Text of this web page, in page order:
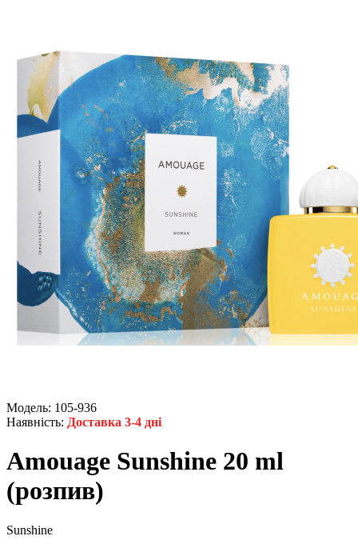
Модель: 105-936
Наявність: Доставка 3-4 дні
Amouage Sunshine 20 ml
(розпив)
Sunshine